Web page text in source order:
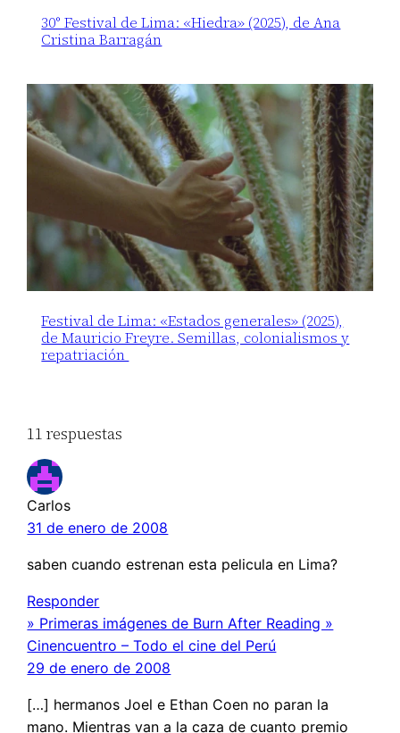
30° Festival de Lima: «Hiedra» (2025), de Ana
Cristina Barragán
Festival de Lima: «Estados generales» (2025),
de Mauricio Freyre. Semillas, colonialismos y
repatriación
11 respuestas
Carlos
31 de enero de 2008
saben cuando estrenan esta pelicula en Lima?
Responder
» Primeras imágenes de Burn After Reading »
Cinencuentro – Todo el cine del Perú
29 de enero de 2008
[…] hermanos Joel e Ethan Coen no paran la
mano. Mientras van a la caza de cuanto premio